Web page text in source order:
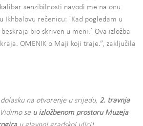
senzibilnosti navodi me na onu
Ikhbalovu rečenicu: ´Kad pogledam u
bio skriven u meni.´ Ova izložba
OMENIK o Maji koji traje.”, zaključila
dolasku na otvorenje u srijedu, 2. travnja
se u izložbenom prostoru Muzeja